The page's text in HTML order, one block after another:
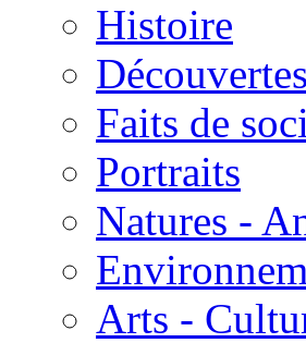
Histoire
Découvertes
Faits de
Portraits
Natures -
Arts -